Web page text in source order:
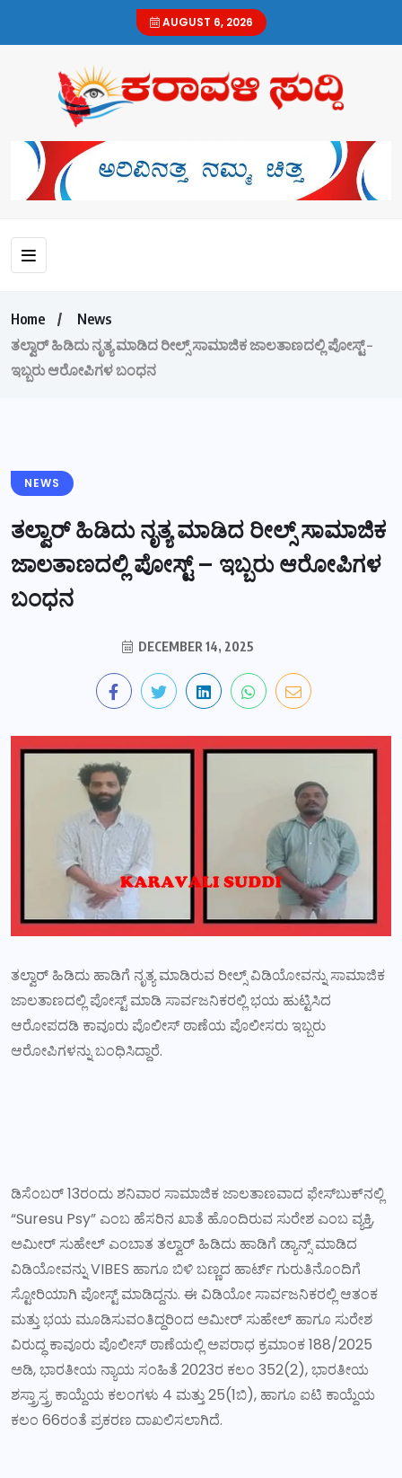
AUGUST 6, 2026
Home
News
ತಲ್ವಾರ್ ಹಿಡಿದು ನೃತ್ಯ ಮಾಡಿದ ರೀಲ್ಸ್ ಸಾಮಾಜಿಕ ಜಾಲತಾಣದಲ್ಲಿ ಪೋಸ್ಟ್ –
ಇಬ್ಬರು ಆರೋಪಿಗಳ ಬಂಧನ
NEWS
ತಲ್ವಾರ್ ಹಿಡಿದು ನೃತ್ಯ ಮಾಡಿದ ರೀಲ್ಸ್ ಸಾಮಾಜಿಕ
ಜಾಲತಾಣದಲ್ಲಿ ಪೋಸ್ಟ್ – ಇಬ್ಬರು ಆರೋಪಿಗಳ
ಬಂಧನ
DECEMBER 14, 2025
ತಲ್ವಾರ್ ಹಿಡಿದು ಹಾಡಿಗೆ ನೃತ್ಯ ಮಾಡಿರುವ ರೀಲ್ಸ್ ವಿಡಿಯೋವನ್ನು ಸಾಮಾಜಿಕ
ಜಾಲತಾಣದಲ್ಲಿ ಪೋಸ್ಟ್ ಮಾಡಿ ಸಾರ್ವಜನಿಕರಲ್ಲಿ ಭಯ ಹುಟ್ಟಿಸಿದ
ಆರೋಪದಡಿ ಕಾವೂರು ಪೊಲೀಸ್ ಠಾಣೆಯ ಪೊಲೀಸರು ಇಬ್ಬರು
ಆರೋಪಿಗಳನ್ನು ಬಂಧಿಸಿದ್ದಾರೆ.
ಡಿಸೆಂಬರ್ 13ರಂದು ಶನಿವಾರ ಸಾಮಾಜಿಕ ಜಾಲತಾಣವಾದ ಫೇಸ್‌ಬುಕ್‌ನಲ್ಲಿ
“Suresu Psy” ಎಂಬ ಹೆಸರಿನ ಖಾತೆ ಹೊಂದಿರುವ ಸುರೇಶ ಎಂಬ ವ್ಯಕ್ತಿ,
ಅಮೀರ್ ಸುಹೇಲ್ ಎಂಬಾತ ತಲ್ವಾರ್ ಹಿಡಿದು ಹಾಡಿಗೆ ಡ್ಯಾನ್ಸ್ ಮಾಡಿದ
ವಿಡಿಯೋವನ್ನು VIBES ಹಾಗೂ ಬಿಳಿ ಬಣ್ಣದ ಹಾರ್ಟ್ ಗುರುತಿನೊಂದಿಗೆ
ಸ್ಟೋರಿಯಾಗಿ ಪೋಸ್ಟ್ ಮಾಡಿದ್ದನು. ಈ ವಿಡಿಯೋ ಸಾರ್ವಜನಿಕರಲ್ಲಿ ಆತಂಕ
ಮತ್ತು ಭಯ ಮೂಡಿಸುವಂತಿದ್ದರಿಂದ ಅಮೀರ್ ಸುಹೇಲ್ ಹಾಗೂ ಸುರೇಶ
ವಿರುದ್ಧ ಕಾವೂರು ಪೊಲೀಸ್ ಠಾಣೆಯಲ್ಲಿ ಅಪರಾಧ ಕ್ರಮಾಂಕ 188/2025
ಅಡಿ, ಭಾರತೀಯ ನ್ಯಾಯ ಸಂಹಿತೆ 2023ರ ಕಲಂ 352(2), ಭಾರತೀಯ
ಶಸ್ತ್ರಾಸ್ತ್ರ ಕಾಯ್ದೆಯ ಕಲಂಗಳು 4 ಮತ್ತು 25(1ಬಿ), ಹಾಗೂ ಐಟಿ ಕಾಯ್ದೆಯ
ಕಲಂ 66ರಂತೆ ಪ್ರಕರಣ ದಾಖಲಿಸಲಾಗಿದೆ.